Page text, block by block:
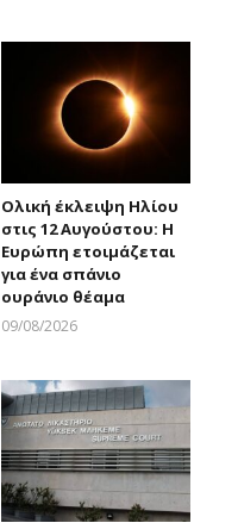
Ολική έκλειψη Ηλίου
στις 12 Αυγούστου: Η
Ευρώπη ετοιμάζεται
για ένα σπάνιο
ουράνιο θέαμα
09/08/2026